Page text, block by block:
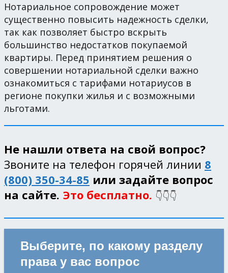
Нотариальное сопровождение может
существенно повысить надежность сделки,
так как позволяет быстро вскрыть
большинство недостатков покупаемой
квартиры. Перед принятием решения о
совершении нотариальной сделки важно
ознакомиться с тарифами нотариусов в
регионе покупки жилья и с возможными
льготами.
Не нашли ответа на свой вопрос?
Звоните на телефон горячей линии 8
(800) 350-34-85 или задайте вопрос
на сайте. Это бесплатно. 👇👇👇